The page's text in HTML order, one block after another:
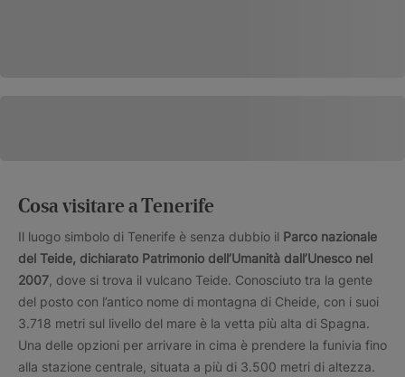
Cosa visitare a Tenerife
Il luogo simbolo di Tenerife è senza dubbio il Parco nazionale
del Teide, dichiarato Patrimonio dell’Umanità dall’Unesco nel
2007 , dove si trova il vulcano Teide. Conosciuto tra la gente
del posto con l’antico nome di montagna di Cheide, con i suoi
3.718 metri sul livello del mare è la vetta più alta di Spagna.
Una delle opzioni per arrivare in cima è prendere la funivia fino
alla stazione centrale, situata a più di 3.500 metri di altezza.